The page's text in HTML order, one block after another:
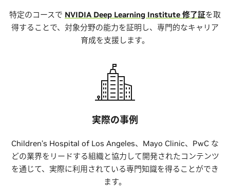
特定のコースで NVIDIA Deep Learning Institute 修了証を取
得することで、対象分野の能力を証明し、専門的なキャリア
育成を支援します。
実際の事例
Children’s Hospital of Los Angeles、Mayo Clinic、PwC な
どの業界をリードする組織と協力して開発されたコンテンツ
を通じて、実際に利用されている専門知識を得ることができ
ます。